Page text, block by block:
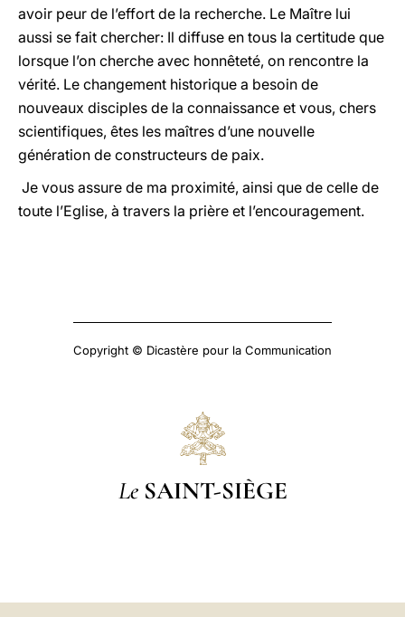
avoir peur de l’effort de la recherche. Le Maître lui
aussi se fait chercher: Il diffuse en tous la certitude que
lorsque l’on cherche avec honnêteté, on rencontre la
vérité. Le changement historique a besoin de
nouveaux disciples de la connaissance et vous, chers
scientifiques, êtes les maîtres d’une nouvelle
génération de constructeurs de paix.
Je vous assure de ma proximité, ainsi que de celle de
toute l’Eglise, à travers la prière et l’encouragement.
Copyright © Dicastère pour la Communication
Le SAINT-SIÈGE